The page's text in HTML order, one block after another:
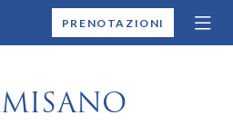
PRENOTAZIONI